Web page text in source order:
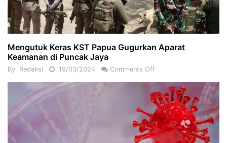
Mengutuk Keras KST Papua Gugurkan Aparat
Keamanan di Puncak Jaya
By Redaksi 19/03/2024 Comments Off